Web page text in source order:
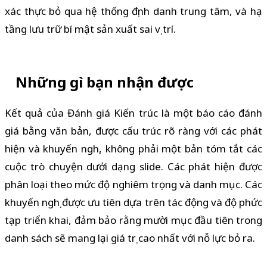
xác thực bỏ qua hệ thống định danh trung tâm, và hạ
tầng lưu trữ bí mật sản xuất sai vị trí.
Những gì bạn nhận được
Kết quả của Đánh giá Kiến trúc là một báo cáo đánh
giá bằng văn bản, được cấu trúc rõ ràng với các phát
hiện và khuyến nghị, không phải một bản tóm tắt các
cuộc trò chuyện dưới dạng slide. Các phát hiện được
phân loại theo mức độ nghiêm trọng và danh mục. Các
khuyến nghị được ưu tiên dựa trên tác động và độ phức
tạp triển khai, đảm bảo rằng mười mục đầu tiên trong
danh sách sẽ mang lại giá trị cao nhất với nỗ lực bỏ ra.